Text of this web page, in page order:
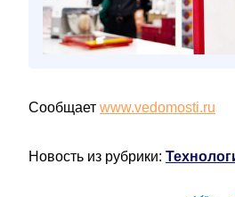
Сообщает www.vedomosti.ru
Новость из рубрики: